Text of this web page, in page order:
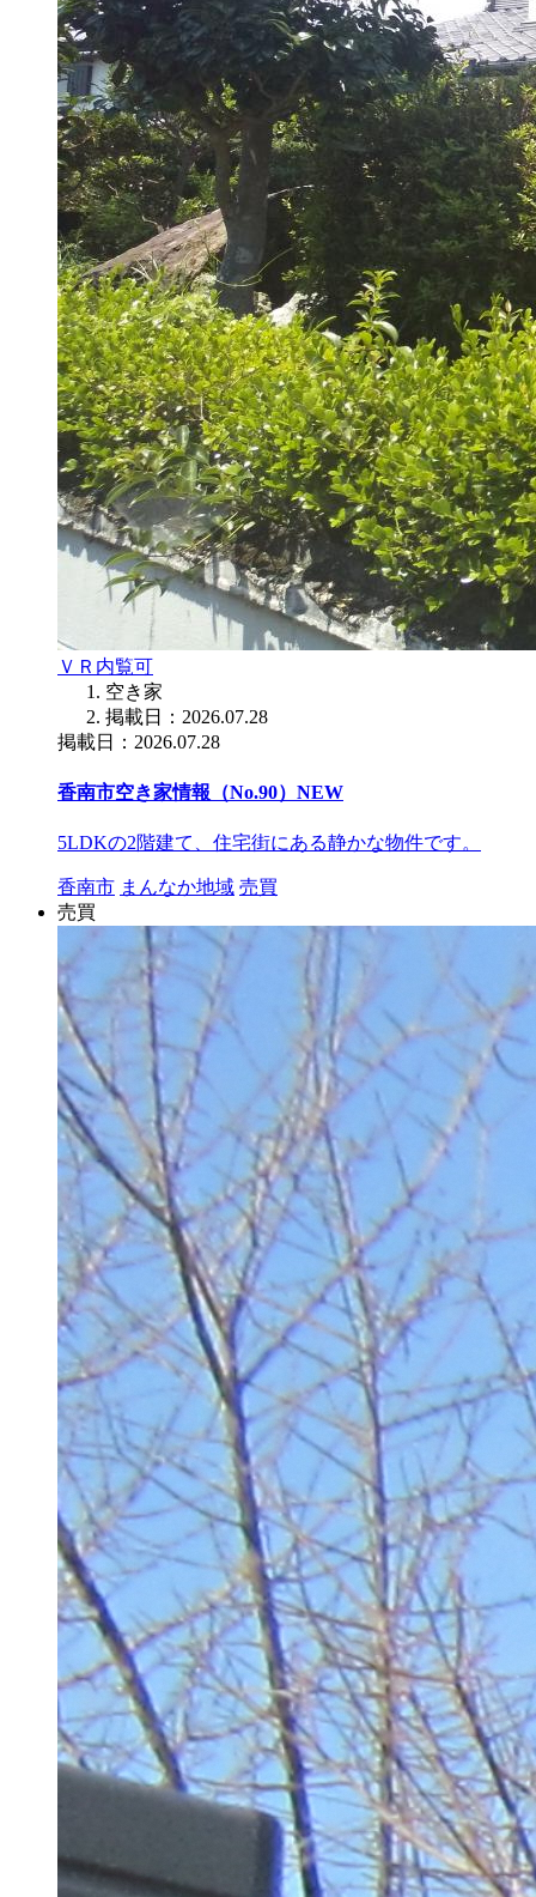
ＶＲ内覧可
空き家
掲載日：2026.07.28
掲載日：2026.07.28
香南市空き家情報（No.90） NEW
5LDKの2階建て、住宅街にある静かな物件です。
香南市 まんなか地域 売買
売買